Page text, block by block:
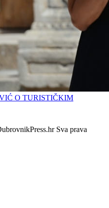
O TURISTIČKIM
Sva prava